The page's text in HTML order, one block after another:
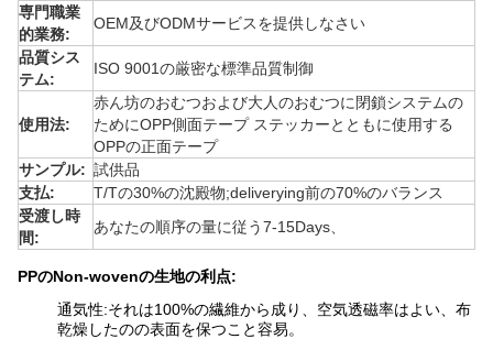
専門職業
的業務:
OEM及びODMサービスを提供しなさい
品質シス
テム:
ISO 9001の厳密な標準品質制御
使用法:
赤ん坊のおむつおよび大人のおむつに閉鎖システムの
ためにOPP側面テープ ステッカーとともに使用する
OPPの正面テープ
サンプル: 試供品
支払:
T/Tの30%の沈殿物;deliverying前の70%のバランス
受渡し時
間:
あなたの順序の量に従う7-15Days、
PPのNon-wovenの生地の利点:
通気性:それは100%の繊維から成り、 空気透磁率はよい、布
乾燥したのの表面を保つこと容易。